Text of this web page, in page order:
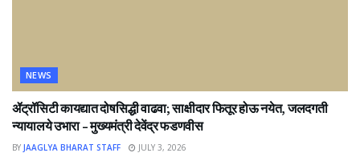
NEWS
ॲट्रॉसिटी कायद्यात दोषसिद्धी वाढवा; साक्षीदार फितूर होऊ नयेत, जलदगती
न्यायालये उभारा – मुख्यमंत्री देवेंद्र फडणवीस
BY JAAGLYA BHARAT STAFF JULY 3, 2026